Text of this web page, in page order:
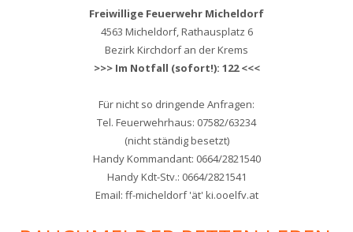
Freiwillige Feuerwehr Micheldorf
4563 Micheldorf, Rathausplatz 6
Bezirk Kirchdorf an der Krems
>>> Im Notfall (sofort!): 122 <<<
Für nicht so dringende Anfragen:
Tel. Feuerwehrhaus: 07582/63234
(nicht ständig besetzt)
Handy Kommandant: 0664/2821540
Handy Kdt-Stv.: 0664/2821541
Email: ff-micheldorf 'ät' ki.ooelfv.at